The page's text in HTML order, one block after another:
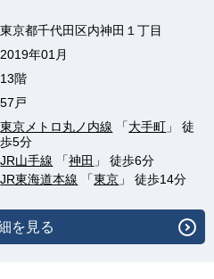
東京都千代田区内神田１丁目
2019年01月
13階
57戸
東京メトロ丸ノ内線 「大手町 」 徒
歩5分
JR山手線 「神田 」 徒歩6分
JR東海道本線 「東京 」 徒歩14分
を見る